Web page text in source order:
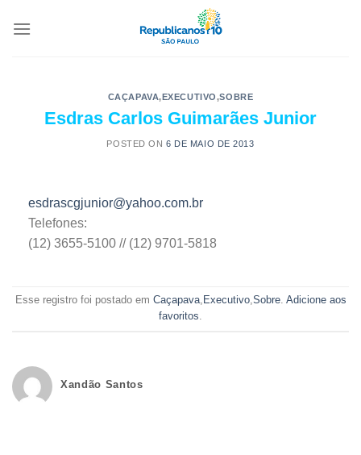
CAÇAPAVA,EXECUTIVO,SOBRE
Esdras Carlos Guimarães Junior
POSTED ON6 DE MAIO DE 2013
esdrascgjunior@yahoo.com.br
Telefones:
(12) 3655-5100 // (12) 9701-5818
Esse registro foi postado em Caçapava, Executivo, Sobre. Adicione aos
favoritos
Xandão Santos